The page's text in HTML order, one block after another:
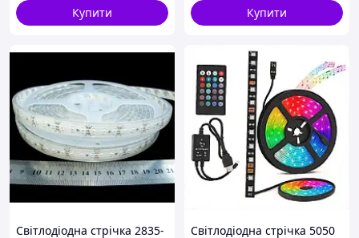
Купити Купити
Світлодіодна стрічка 2835-
Світлодіодна стрічка 5050